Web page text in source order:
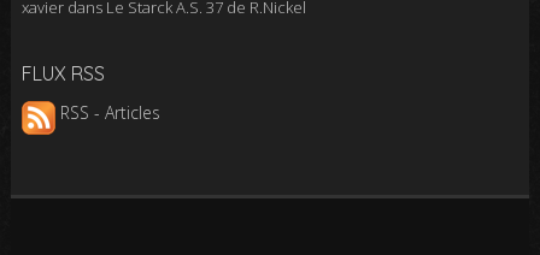
xavierdans Le Starck A.S. 37 de R.Nickel
FLUX RSS
RSS - Articles